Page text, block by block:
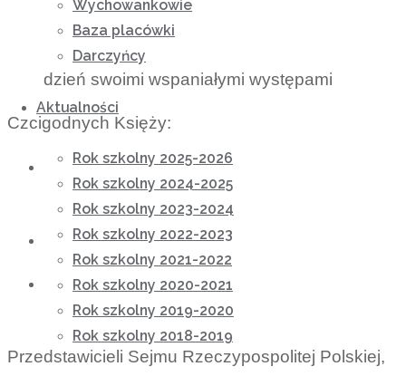
Wychowankowie
Baza placówki
Darczyńcy
Aktualności
Rok szkolny 2025-2026
Rok szkolny 2024-2025
Rok szkolny 2023-2024
Rok szkolny 2022-2023
Rok szkolny 2021-2022
Rok szkolny 2020-2021
Rok szkolny 2019-2020
Rok szkolny 2018-2019
niepełnosprawnych w Powiecie Łańcuckim
oraz ich rodziców, to właśnie oni tworzyli ten
dzień swoimi wspaniałymi występami
Czcigodnych Księży:
Księdza Artura Jańca – Dyrektora Caritas
Archidiecezji Przemyskiej,
Księdza Pawła Koniecznego, wicedyrektora
Ks. Feliksa Paściaka, proboszcza parafii w
Wysokiej.
Przedstawicieli Sejmu Rzeczypospolitej Polskiej,